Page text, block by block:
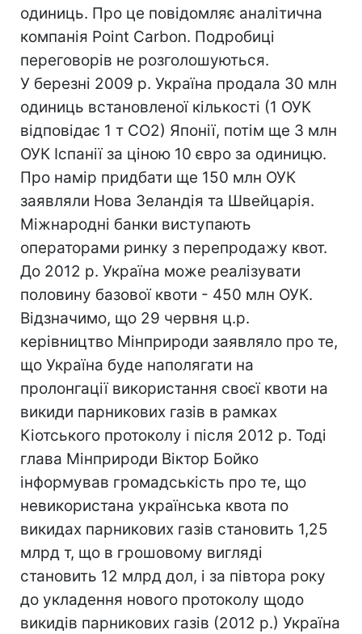
одиниць. Про це повідомляє аналітична
компанія Point Carbon. Подробиці
переговорів не розголошуються.
У березні 2009 р. Україна продала 30 млн
одиниць встановленої кількості (1 ОУК
відповідає 1 т СО2) Японії, потім ще 3 млн
ОУК Іспанії за ціною 10 євро за одиницю.
Про намір придбати ще 150 млн ОУК
заявляли Нова Зеландія та Швейцарія.
Міжнародні банки виступають
операторами ринку з перепродажу квот.
До 2012 р. Україна може реалізувати
половину базової квоти - 450 млн ОУК.
Відзначимо, що 29 червня ц.р.
керівництво Мінприроди заявляло про те,
що Україна буде наполягати на
пролонгації використання своєї квоти на
викиди парникових газів в рамках
Кіотського протоколу і після 2012 р. Тоді
глава Мінприроди Віктор Бойко
інформував громадськість про те, що
невикористана українська квота по
викидах парникових газів становить 1,25
млрд т, що в грошовому вигляді
становить 12 млрд дол, і за півтора року
до укладення нового протоколу щодо
викидів парникових газів (2012 р.) Україна